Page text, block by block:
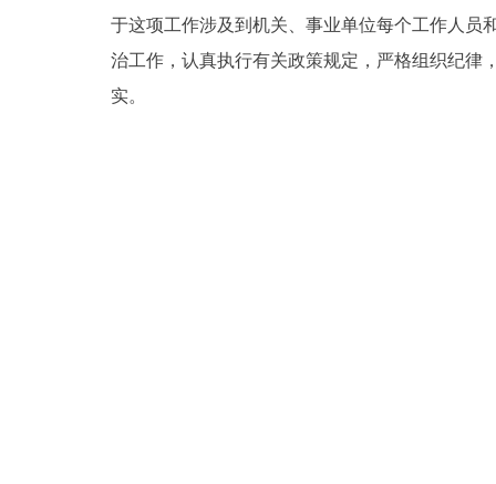
中介服务
政民互动
于这项工作涉及到机关、事业单位每个工作人员
治工作，认真执行有关政策规定，严格组织纪律
实。